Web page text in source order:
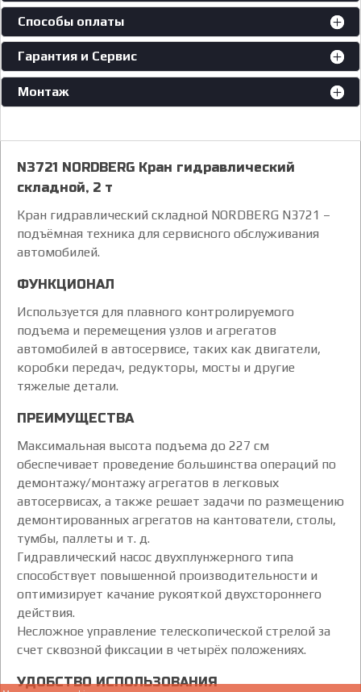
Способы оплаты
Гарантия и Сервис
Монтаж
N3721 NORDBERG Кран гидравлический
складной, 2 т
Кран гидравлический складной NORDBERG N3721 –
подъёмная техника для сервисного обслуживания
автомобилей.
ФУНКЦИОНАЛ
Используется для плавного контролируемого
подъема и перемещения узлов и агрегатов
автомобилей в автосервисе, таких как двигатели,
коробки передач, редукторы, мосты и другие
тяжелые детали.
ПРЕИМУЩЕСТВА
Максимальная высота подъема до 227 см
обеспечивает проведение большинства операций по
демонтажу/монтажу агрегатов в легковых
автосервисах, а также решает задачи по размещению
демонтированных агрегатов на кантователи, столы,
тумбы, паллеты и т. д.
Гидравлический насос двухплунжерного типа
способствует повышенной производительности и
оптимизирует качание рукояткой двухстороннего
действия.
Несложное управление телескопической стрелой за
счет сквозной фиксации в четырёх положениях.
УДОБСТВО ИСПОЛЬЗОВАНИЯ